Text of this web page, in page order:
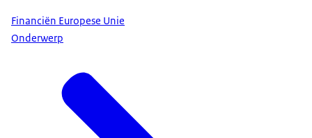
Financiën Europese Unie
Onderwerp